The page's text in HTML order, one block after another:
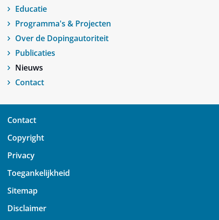
Educatie
Programma's & Projecten
Over de Dopingautoriteit
Publicaties
Nieuws
Contact
Contact
Copyright
Privacy
Toegankelijkheid
Sitemap
Disclaimer